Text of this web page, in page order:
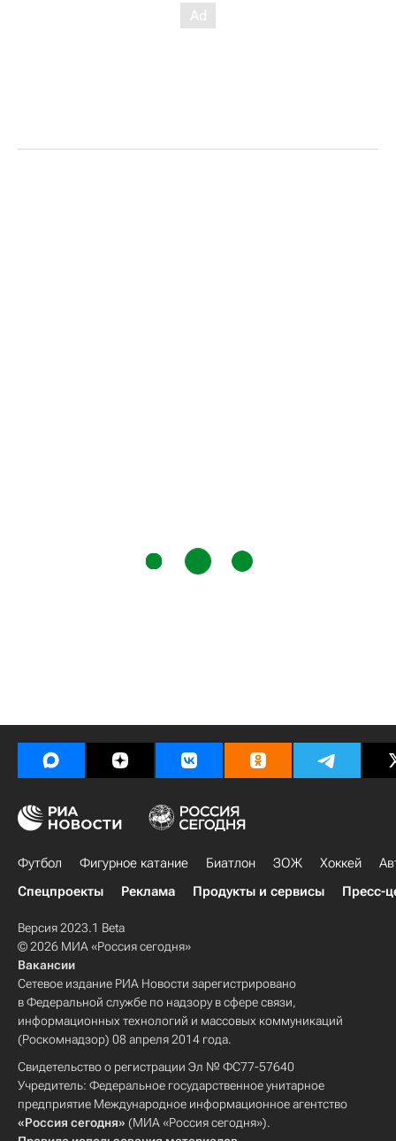
Футбол Фигурное катание Биатлон ЗОЖ Хоккей
Спецпроекты
Реклама Продукты и сервисы Пресс-
Версия 2023.1 Beta
© 2026 МИА «Россия сегодня»
Вакансии
Сетевое издание РИА Новости зарегистрировано
в Федеральной службе по надзору в сфере связи,
информационных технологий и массовых коммуникаций
(Роскомнадзор) 08 апреля 2014 года.
Свидетельство о регистрации Эл № ФС77-57640
Учредитель: Федеральное государственное унитарное
предприятие Международное информационное агентство
«Россия сегодня» (МИА «Россия сегодня»).